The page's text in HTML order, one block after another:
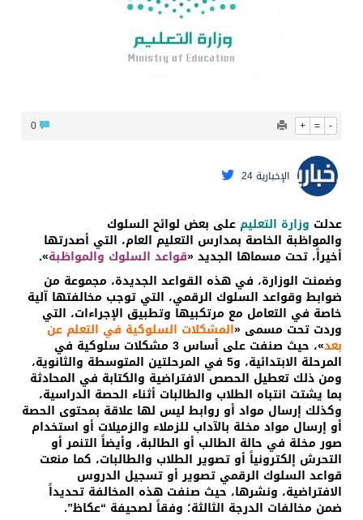
محافظ عفيف يؤدي صلاة عيد الأضحى
+ = -
الإخبارية 24
عدلت وزارة التعليمعلى بعض لوائح السلوك
والمواظبة الخاصة بمدارس التعليم العام، التي أصدرتها
أخيراً، تحت مسماها الجديد «قواعد السلوك والمواظبة».
وضمنت الوزارة، في هذه القواعد الجديدة، مجموعة من
ضوابط وقواعد السلوك الرقمي، التي توجب مخالفتها آلية
خاصة في التعامل مع مرتكبيها وتطبيق الإجراءات، التي
وردت تحت مسمى «المشكلات السلوكية في التعلم عن
بعد »، حيث صنفت على أساس 3 مشكلات سلوكية في
المرحلة الابتدائية، و5 في المرحلتين المتوسطة والثانوية،
ومن ذلك تعطيل الحصص الافتراضية والكتابة في المحادثة
بما يشتت انتباه الطلاب والطالبات أثناء الحصة الدراسية،
وكذلك إرسال مواد أو روابط ليس لها علاقة بمحتوى الحصة
أو إرسال مواد مخلة بالآداب للزملاء والزميلات أو استخدام
صور مخلة في حالة الطالب أو الطالبة، وأيضاً التنمر أو
التحرش إلكترونياً أو تصوير الطلاب والطالبات، كما منعت
قواعد السلوك الرقمي تصوير أو تسجيل الدروس
الافتراضية، ونشرها، حيث صنفت هذه المخالفة تحديداً
ضمن مخالفات الدرجة الثالثة؛ وفقاً لصحيفة “عكاظ”.